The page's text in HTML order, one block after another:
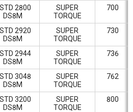
2800
DS8M
SUPER
TORQUE
700
2920
DS8M
SUPER
TORQUE
730
2944
DS8M
SUPER
TORQUE
736
3048
DS8M
SUPER
TORQUE
762
3200
DS8M
SUPER
TORQUE
800